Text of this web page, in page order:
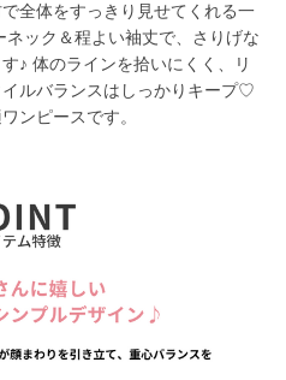
全体をすっきり見せてくれる一
ック＆程よい袖丈で、さりげな
♪ 体のラインを拾いにくく、リ
ルバランスはしっかりキープ♡
ンピースです。